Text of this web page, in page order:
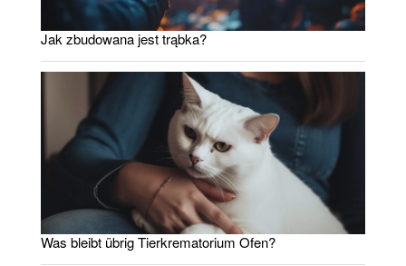
Jak zbudowana jest trąbka?
Was bleibt übrig Tierkrematorium Ofen?